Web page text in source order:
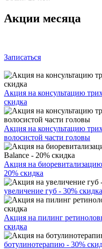
Акции месяца
Записаться
Акция на консультацию
скидка
Акция на консультацию
волосистой части головы
Акция на
20% скидка
увеличение губ - 30% скидка
Акция на пилинг
скидка
ботулинотерапию - 30%